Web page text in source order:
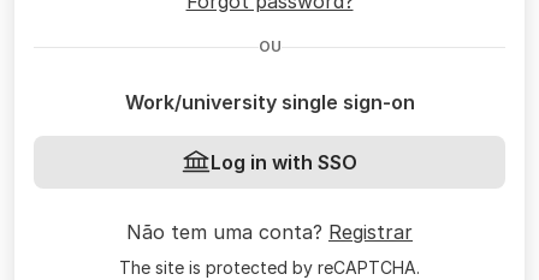
OU
Work/university single sign-on
Log in with SSO
Não tem uma conta? Registrar
The site is protected by reCAPTCHA.